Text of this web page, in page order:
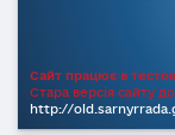
Сайт працює в
Стара версія сайту
http://